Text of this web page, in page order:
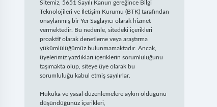
Sitemiz, 5651 Sayılı Kanun gereğince Bilgi
Teknolojileri ve İletişim Kurumu (BTK) tarafından
onaylanmış bir Yer Sağlayıcı olarak hizmet
vermektedir. Bu nedenle, sitedeki içerikleri
proaktif olarak denetleme veya araştırma
yükümlülüğümüz bulunmamaktadır. Ancak,
üyelerimiz yazdıkları içeriklerin sorumluluğunu
taşımakta olup, siteye üye olarak bu
sorumluluğu kabul etmiş sayılırlar.
Hukuka ve yasal düzenlemelere aykırı olduğunu
düşündüğünüz içerikleri,